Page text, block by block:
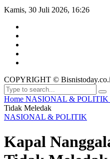
Kamis, 30 Juli 2026, 16:26
COPYRIGHT ©
Home NASIONAL & POLITIK
Tidak Meledak
NASIONAL & POLITIK
Kapal